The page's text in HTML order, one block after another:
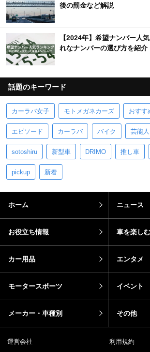
後の罰金など解説
【2024年】希望ナンバー人
れなナンバーの選び方を紹介
話題のキーワード
カーラバ女子 モトメガネカーズ おすす
エピソード カーラバ バイク 芸能
sotoshiru 新型車 DRIMO 推し車
pickup 新着
ホーム ニュース
お役立ち情報 車を楽しむ
カー用品 エンタメ
モータースポーツ イベント
メーカー・車種別 その他
運営会社 利用規約